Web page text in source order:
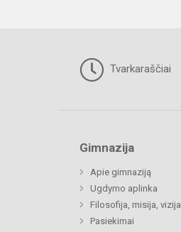
Tvarkaraščiai
Gimnazija
Apie gimnaziją
Ugdymo aplinka
Filosofija, misija, vizija
Pasiekimai